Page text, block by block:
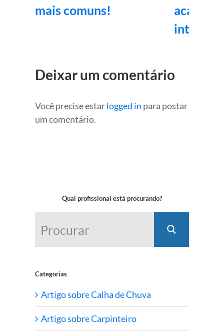
mais comuns!
internos
Deixar um comentário
Você precise estarlogged in para postar
um comentário.
Qual profissional está procurando?
Categorias
Artigo sobre Calha de Chuva
Artigo sobre Carpinteiro